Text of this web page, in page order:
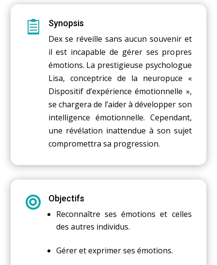
 Synopsis
Dex se réveille sans aucun souvenir et
il est incapable de gérer ses propres
émotions. La prestigieuse psychologue
Lisa, conceptrice de la neuropuce «
Dispositif d’expérience émotionnelle »,
se chargera de l’aider à développer son
intelligence émotionnelle. Cependant,
une révélation inattendue à son sujet
compromettra sa progression.
 Objectifs
Reconnaître ses émotions et celles
des autres individus.
Gérer et exprimer ses émotions.